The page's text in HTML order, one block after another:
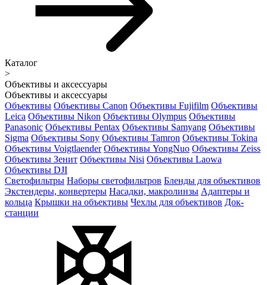
Каталог
>
Объективы и аксессуары
Объективы и аксессуары
Объективы Объективы Canon Объективы Fujifilm Объективы
Leica Объективы Nikon Объективы Olympus Объективы
Panasonic Объективы Pentax Объективы Samyang Объективы
Sigma Объективы Sony Объективы Tamron Объективы Tokina
Объективы Voigtlaender Объективы YongNuo Объективы Zeiss
Объективы Зенит Объективы Nisi Объективы Laowa
Объективы DJI
Светофильтры Наборы светофильтров Бленды для объективов
Экстендеры, конвертеры Насадки, макролинзы Адаптеры и
кольца Крышки на объективы Чехлы для объективов Док-
станции